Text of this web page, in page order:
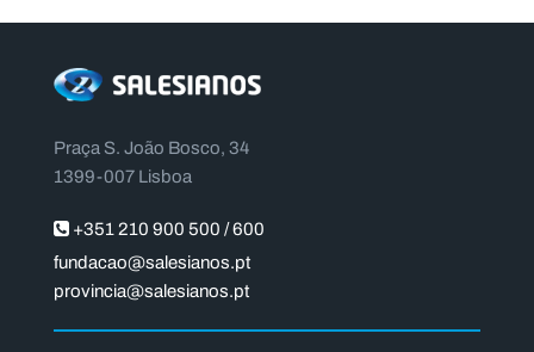
Praça S. João Bosco, 34
1399-007 Lisboa
+351 210 900 500 / 600
fundacao@salesianos.pt
provincia@salesianos.pt